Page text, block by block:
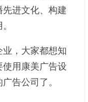
进文化、构建
，大家都想知
用康美广告设
告公司了。